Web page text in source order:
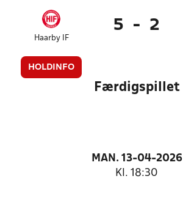
Haarby IF
HOLDINFO
5 - 2
Færdigspillet
MAN. 13-04-2026
Kl. 18:30